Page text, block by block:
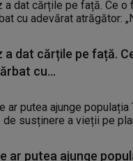
dat cărțile pe față.
cu...
ar putea ajunge